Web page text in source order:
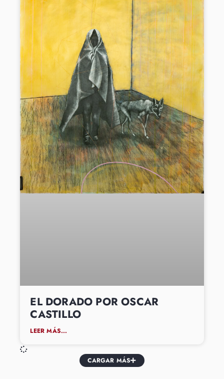
EL DORADO POR OSCAR
CASTILLO
LEER MÁS...
CARGAR MÁS